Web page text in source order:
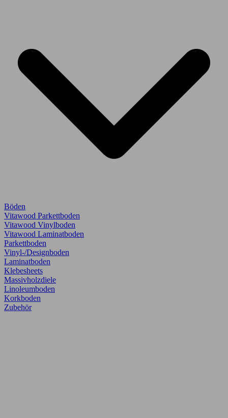
Böden
Vitawood Parkettboden
Vitawood Vinylboden
Vitawood Laminatboden
Parkettboden
Vinyl-/Designboden
Laminatboden
Klebesheets
Massivholzdiele
Linoleumboden
Korkboden
Zubehör